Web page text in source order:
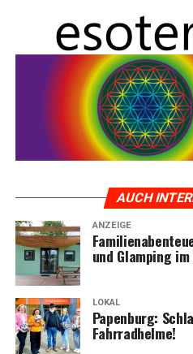
AUCH
ANZEIGE
und Glam­ping
LOKAL
Papen­burg:
Fahrradhelme!